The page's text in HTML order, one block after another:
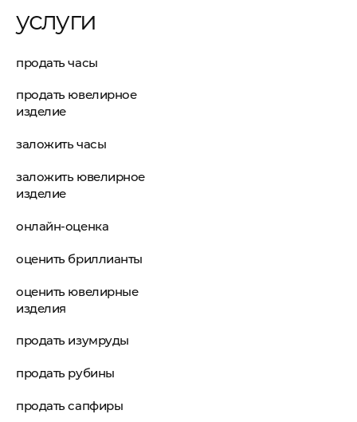
услуги
продать часы
продать ювелирное
изделие
заложить часы
заложить ювелирное
изделие
онлайн-оценка
оценить бриллианты
оценить ювелирные
изделия
продать изумруды
продать рубины
продать сапфиры